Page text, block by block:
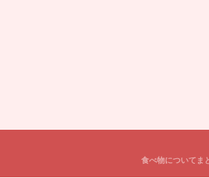
食べ物についてま